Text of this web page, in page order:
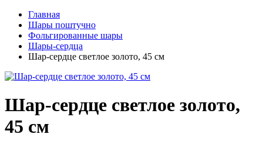
Главная
Шары поштучно
Фольгированные шары
Шары-сердца
Шар-сердце светлое золото, 45 см
Шар-сердце светлое золото,
45 см